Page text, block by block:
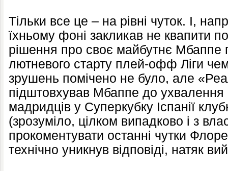
Тільки все це – на рівні чуток. І,
їхньому фоні закликав не квапити
рішення про своє майбутнє
лютневого старту плей-офф Ліги
зрушень помічено не було, але
підштовхував Мбаппе до
мадридців у Суперкубку Іспанії
(зрозуміло, цілком випадково і з
прокоментувати останні чутки
технічно уникнув відповіді, натяк